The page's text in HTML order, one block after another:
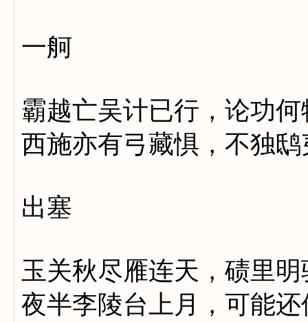
一舸
霸越亡吴计已行，论功
西施亦有弓藏惧，不独
出塞
玉关秋尽雁连天，碛里
夜半李陵台上月，可能